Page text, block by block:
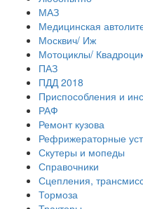
МАЗ
Медицинская
Москвич/ Иж
Мотоциклы/
ПАЗ
ПДД 2018
Приспособления и
РАФ
Ремонт кузова
Рефрижераторные
Скутеры и мопеды
Справочники
Сцепления,
Тормоза